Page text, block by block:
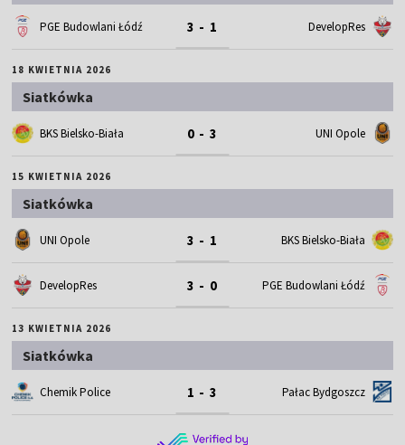
PGE Budowlani Łódź 3 - 1 DevelopRes
18 KWIETNIA 2026
Siatkówka
BKS Bielsko-Biała 0 - 3 UNI Opole
15 KWIETNIA 2026
Siatkówka
UNI Opole 3 - 1 BKS Bielsko-Biała
DevelopRes 3 - 0 PGE Budowlani Łódź
13 KWIETNIA 2026
Siatkówka
Chemik Police 1 - 3 Pałac Bydgoszcz